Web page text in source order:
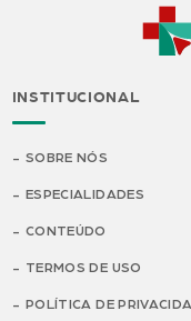
INSTITUCIONAL
SOBRE NÓS
ESPECIALIDADES
CONTEÚDO
TERMOS DE USO
POLÍTICA DE